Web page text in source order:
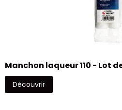
Manchon laqueur 110 - Lot
Découvrir